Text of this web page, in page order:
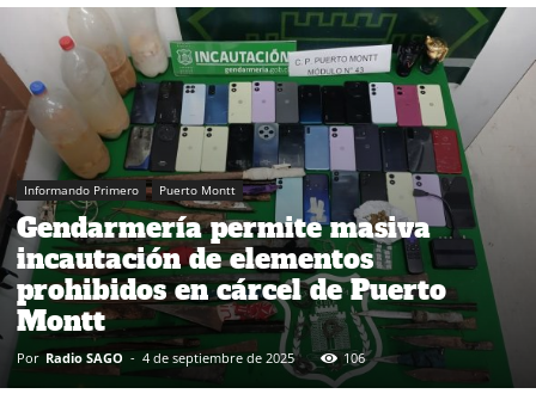
Informando Primero Puerto Montt
Gendarmería permite masiva
incautación de elementos
prohibidos en cárcel de Puerto
Montt
Por Radio SAGO - 4 de septiembre de 2025 106